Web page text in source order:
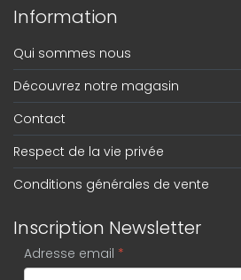
Information
Qui sommes nous
Découvrez notre magasin
Contact
Respect de la vie privée
Conditions générales de vente
Inscription Newsletter
Adresse email *